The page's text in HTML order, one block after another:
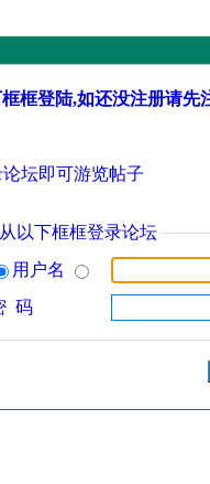
框登陆,如还没注册请先
坛即可游览帖子
以下框框登录论坛
用户名
码